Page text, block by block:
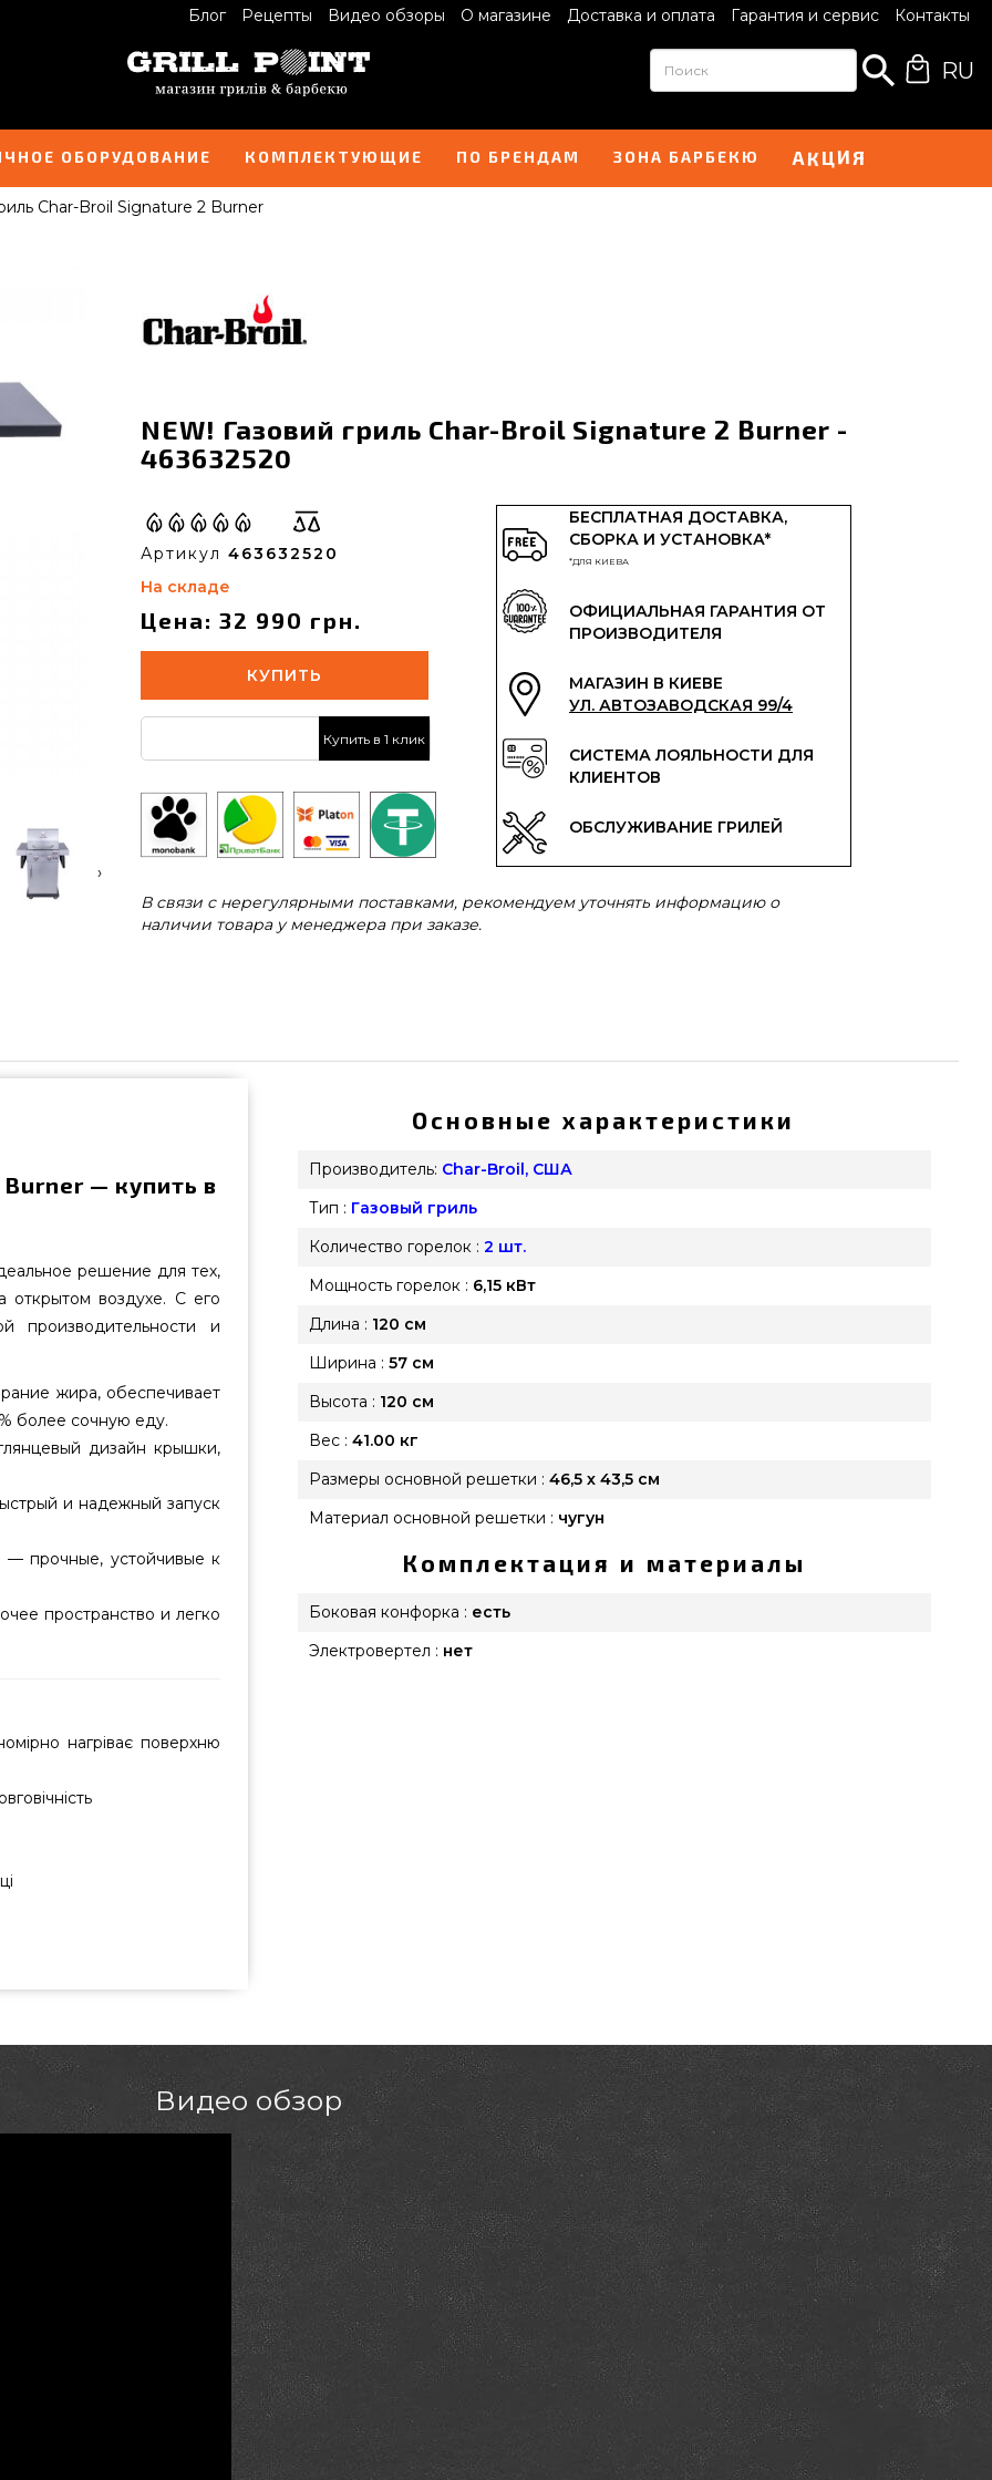
Блог Рецепты Видео обзоры О магазине Доставка и оплата Гарантия и сервис Контакты
RU
ОБОРУДОВАНИЕ КОМПЛЕКТУЮЩИЕ ПО БРЕНДАМ ЗОНА БАРБЕКЮ АКЦИЯ
Char-Broil Signature 2 Burner
›
NEW! Газовий гриль Char-Broil Signature 2 Burner -
463632520
Артикул 463632520
На складе
Цена: 32 990 грн.
КУПИТЬ
Купить в 1 клик
БЕСПЛАТНАЯ ДОСТАВКА,
СБОРКА И УСТАНОВКА*
*ДЛЯ КИЕВА
ОФИЦИАЛЬНАЯ ГАРАНТИЯ ОТ
ПРОИЗВОДИТЕЛЯ
МАГАЗИН В КИЕВЕ
УЛ. АВТОЗАВОДСКАЯ 99/4
СИСТЕМА ЛОЯЛЬНОСТИ ДЛЯ
КЛИЕНТОВ
ОБСЛУЖИВАНИЕ ГРИЛЕЙ
В связи с нерегулярными поставками, рекомендуем уточнять информацию о
наличии товара у менеджера при заказе.
— купить в
решение для тех,
открытом воздухе. С его
производительности и
жира, обеспечивает
более сочную еду.
дизайн крышки,
и надежный запуск
— прочные, устойчивые к
пространство и легко
нагріває поверхню
Газовые грили в магазине
Основные характеристики
Производитель: Char-Broil, США
Тип : Газовый гриль
Количество горелок : 2 шт.
Мощность горелок : 6,15 кВт
Длина : 120 см
Ширина : 57 см
Высота : 120 см
Вес : 41.00 кг
Размеры основной решетки : 46,5 х 43,5 см
Материал основной решетки : чугун
Комплектация и материалы
Боковая конфорка : есть
Электровертел : нет
Видео обзор